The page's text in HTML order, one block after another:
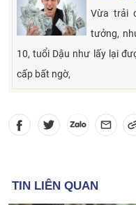
Vừa trải
tưởng,
10, tuổi Dậu như lấy lại
cấp bất ngờ,